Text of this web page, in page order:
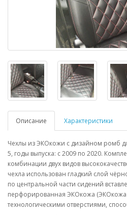
Описание Характеристики
Чехлы из ЭКОкожи с дизайном ромб
5, годы выпуска: c 2009 по 2020.
комбинации двух видов
чехла использован гладкий слой
по центральной части сидений
перфорированная ЭКОкожа
технологическими отверстиями,